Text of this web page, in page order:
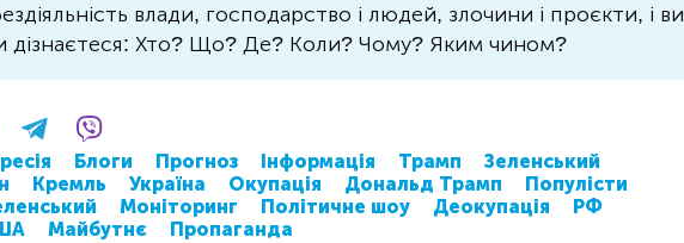
влади, господарство і людей, злочини і проєкти, і ви
дізнаєтеся: Хто? Що? Де? Коли? Чому? Яким чином?
Блоги Прогноз Інформація Трамп
Зеленський
Кремль Україна Окупація Дональд Трамп
Популісти
Моніторинг Політичне шоу Деокупація
РФ
Майбутнє Пропаганда